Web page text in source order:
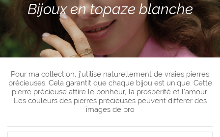
Bijoux en topaze blanche
Pour ma collection, j'utilise naturellement de vraies pierres
précieuses. Cela garantit que chaque bijou est unique. Cette
pierre précieuse attire le bonheur, la prospérité et l'amour.
Les couleurs des pierres précieuses peuvent différer des
images de pro